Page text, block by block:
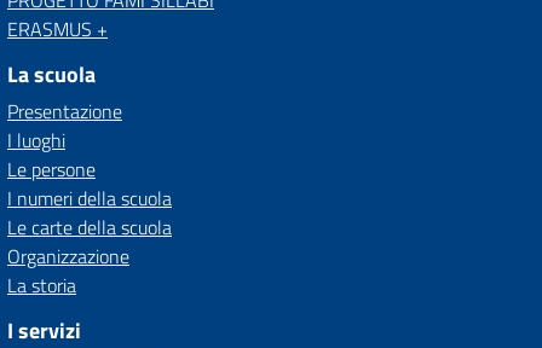
ERASMUS +
La scuola
Presentazione
I luoghi
Le persone
I numeri della scuola
Le carte della scuola
Organizzazione
La storia
I servizi